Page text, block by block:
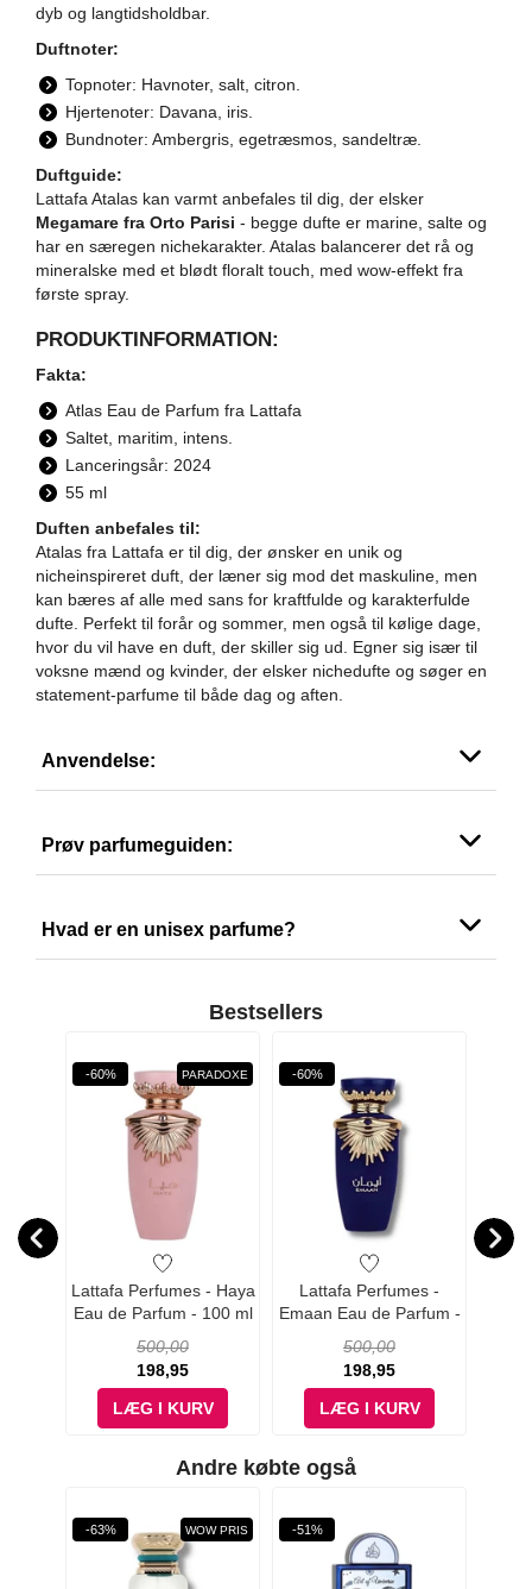
dyb og langtidsholdbar.
Duftnoter:
Topnoter: Havnoter, salt, citron.
Hjertenoter: Davana, iris.
Bundnoter: Ambergris, egetræsmos, sandeltræ.
Duftguide:
Lattafa Atalas kan varmt anbefales til dig, der elsker
Megamare fra Orto Parisi - begge dufte er marine, salte og
har en særegen nichekarakter. Atalas balancerer det rå og
mineralske med et blødt floralt touch, med wow-effekt fra
første spray.
PRODUKTINFORMATION:
Fakta:
Atlas Eau de Parfum fra Lattafa
Saltet, maritim, intens.
Lanceringsår: 2024
55 ml
Duften anbefales til:
Atalas fra Lattafa er til dig, der ønsker en unik og
nicheinspireret duft, der læner sig mod det maskuline, men
kan bæres af alle med sans for kraftfulde og karakterfulde
dufte. Perfekt til forår og sommer, men også til kølige dage,
hvor du vil have en duft, der skiller sig ud. Egner sig især til
voksne mænd og kvinder, der elsker nichedufte og søger en
statement-parfume til både dag og aften.
Anvendelse:
Prøv parfumeguiden:
Hvad er en unisex parfume?
Bestsellers
-60% PARADOXE
Lattafa Perfumes - Haya
Eau de Parfum - 100 ml
500,00
198,95
LÆG I KURV
-60%
Lattafa Perfumes -
Emaan Eau de Parfum -
500,00
198,95
LÆG I KURV
Andre købte også
-63% WOW PRIS -51%